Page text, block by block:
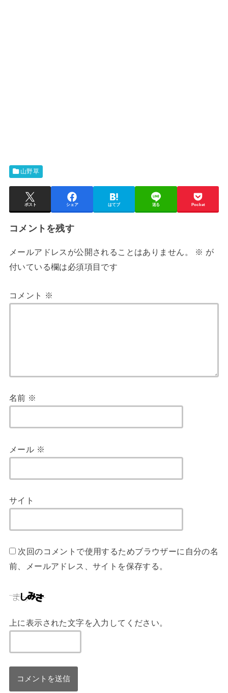
山野草
ポスト シェア はてブ 送る Pocket
コメントを残す
メールアドレスが公開されることはありません。 ※ が
付いている欄は必須項目です
コメント ※
名前 ※
メール ※
サイト
次回のコメントで使用するためブラウザーに自分の名
前、メールアドレス、サイトを保存する。
上に表示された文字を入力してください。